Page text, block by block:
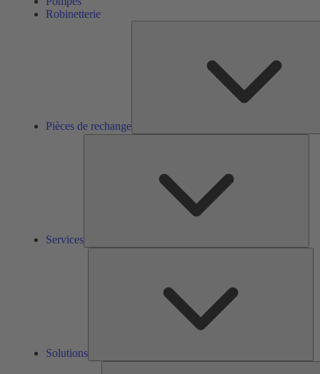
Robinetterie
Pièces de rechange
Services
Solutions